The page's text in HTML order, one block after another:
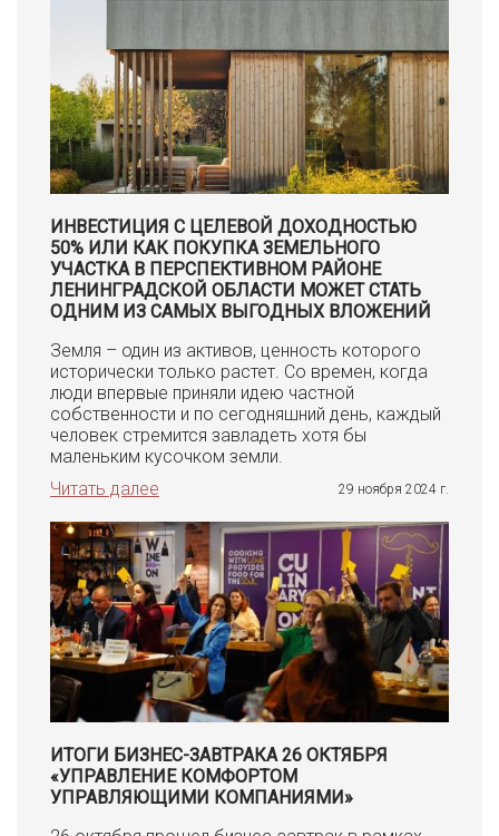
ИНВЕСТИЦИЯ С ЦЕЛЕВОЙ ДОХОДНОСТЬЮ
50% ИЛИ КАК ПОКУПКА ЗЕМЕЛЬНОГО
УЧАСТКА В ПЕРСПЕКТИВНОМ РАЙОНЕ
ЛЕНИНГРАДСКОЙ ОБЛАСТИ МОЖЕТ СТАТЬ
ОДНИМ ИЗ САМЫХ ВЫГОДНЫХ ВЛОЖЕНИЙ
Земля – один из активов, ценность которого
исторически только растет. Со времен, когда
люди впервые приняли идею частной
собственности и по сегодняшний день, каждый
человек стремится завладеть хотя бы
маленьким кусочком земли.
Читать далее
29 ноября 2024 г.
ИТОГИ БИЗНЕС-ЗАВТРАКА 26 ОКТЯБРЯ
«УПРАВЛЕНИЕ КОМФОРТОМ
УПРАВЛЯЮЩИМИ КОМПАНИЯМИ»